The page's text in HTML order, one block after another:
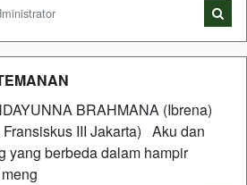
BRAHMANA (Ibrena)
III Jakarta) Aku dan
yang berbeda dalam hampir